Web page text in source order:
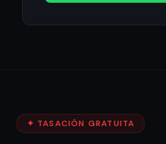
✦ TASACIÓN GRATUITA